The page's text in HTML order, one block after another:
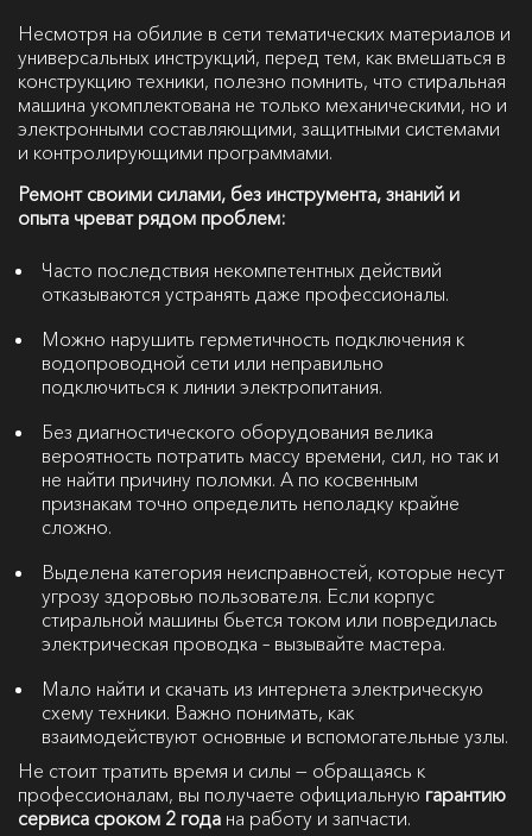
Несмотря на обилие в сети тематических материалов и
универсальных инструкций, перед тем, как вмешаться в
конструкцию техники, полезно помнить, что стиральная
машина укомплектована не только механическими, но и
электронными составляющими, защитными системами
и контролирующими программами.
Ремонт своими силами, без инструмента, знаний и
опыта чреват рядом проблем:
Часто последствия некомпетентных действий
отказываются устранять даже профессионалы.
Можно нарушить герметичность подключения к
водопроводной сети или неправильно
подключиться к линии электропитания.
Без диагностического оборудования велика
вероятность потратить массу времени, сил, но так и
не найти причину поломки. А по косвенным
признакам точно определить неполадку крайне
сложно.
Выделена категория неисправностей, которые несут
угрозу здоровью пользователя. Если корпус
стиральной машины бьется током или повредилась
электрическая проводка – вызывайте мастера.
Мало найти и скачать из интернета электрическую
схему техники. Важно понимать, как
взаимодействуют основные и вспомогательные узлы.
Не стоит тратить время и силы — обращаясь к
профессионалам, вы получаете официальную гарантию
сервиса сроком 2 года на работу и запчасти.